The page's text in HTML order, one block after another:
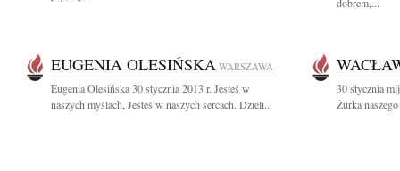
EUGENIA OLESIŃSKA WARSZAWA
Eugenia Olesińska 30 stycznia 2013 r. Jesteś w
naszych myślach, Jesteś w naszych sercach. Dzieli...
30 stycznia
Żurka